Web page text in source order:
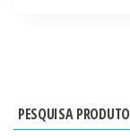
PESQUISA PRODUTO